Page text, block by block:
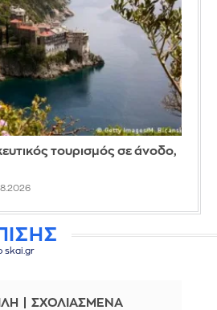
τουρισμός σε άνοδο,
skai.gr
ΣΧΟΛΙΑΣΜΕΝΑ